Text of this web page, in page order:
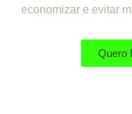
economizar e evitar
Quero